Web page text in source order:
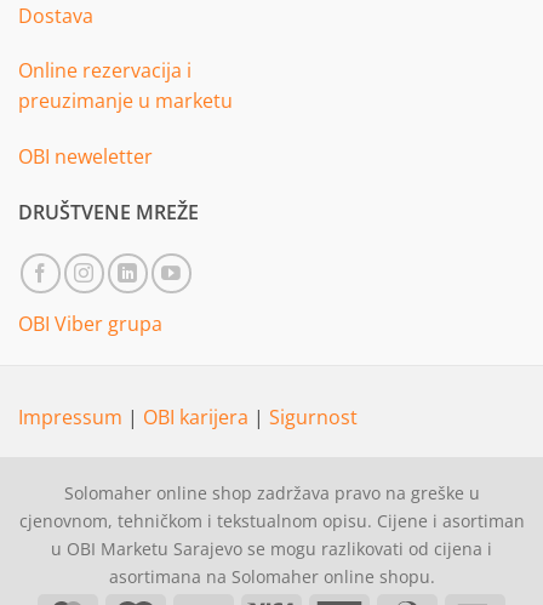
Dostava
Online rezervacija i
preuzimanje u marketu
OBI neweletter
DRUŠTVENE MREŽE
OBI Viber grupa
Impressum | OBI karijera | Sigurnost
Solomaher online shop zadržava pravo na greške u
cjenovnom, tehničkom i tekstualnom opisu. Cijene i asortiman
u OBI Marketu Sarajevo se mogu razlikovati od cijena i
asortimana na Solomaher online shopu.